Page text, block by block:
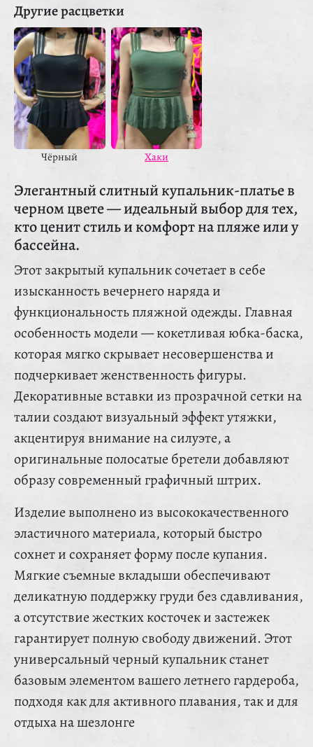
Другие расцветки
Чёрный Хаки
Элегантный слитный купальник-платье в
черном цвете — идеальный выбор для тех,
кто ценит стиль и комфорт на пляже или у
бассейна.
Этот закрытый купальник сочетает в себе
изысканность вечернего наряда и
функциональность пляжной одежды. Главная
особенность модели — кокетливая юбка-баска,
которая мягко скрывает несовершенства и
подчеркивает женственность фигуры.
Декоративные вставки из прозрачной сетки на
талии создают визуальный эффект утяжки,
акцентируя внимание на силуэте, а
оригинальные полосатые бретели добавляют
образу современный графичный штрих.
Изделие выполнено из высококачественного
эластичного материала, который быстро
сохнет и сохраняет форму после купания.
Мягкие съемные вкладыши обеспечивают
деликатную поддержку груди без сдавливания,
а отсутствие жестких косточек и застежек
гарантирует полную свободу движений. Этот
универсальный черный купальник станет
базовым элементом вашего летнего гардероба,
подходя как для активного плавания, так и для
отдыха на шезлонге